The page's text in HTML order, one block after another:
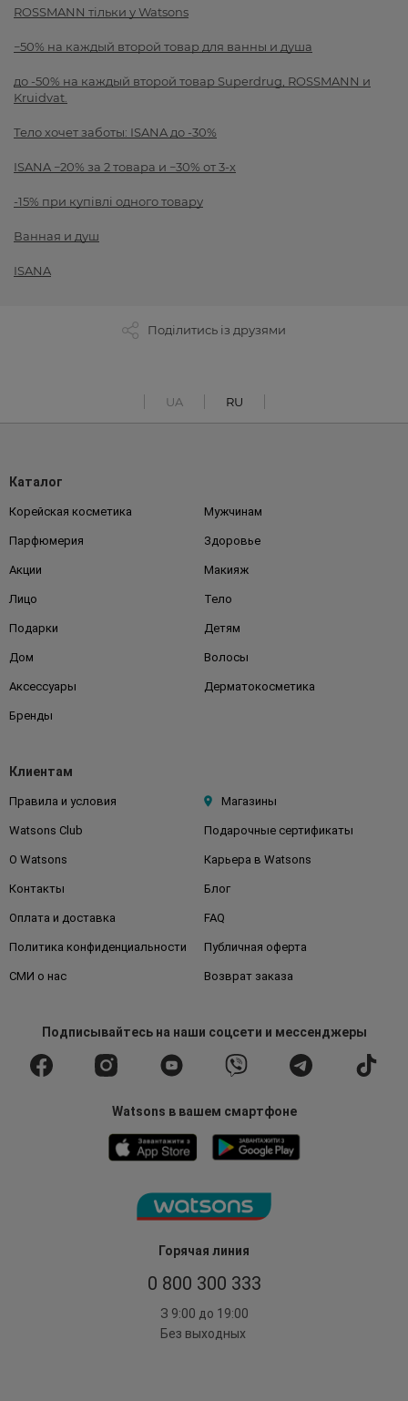
ROSSMANN тільки у Watsons
−50% на каждый второй товар для ванны и душа
до -50% на каждый второй товар Superdrug, ROSSMANN и
Kruidvat.
Тело хочет заботы: ISANA до -30%
ISANA −20% за 2 товара и −30% от 3-х
-15% при купівлі одного товару
Ванная и душ
ISANA
Поділитись із друзями
UA RU
Горячая линия
0 800 300 333
З 9:00 до 19:00
Без выходных
Каталог
Корейская косметика Мужчинам
Парфюмерия Здоровье
Акции Макияж
Лицо Тело
Подарки Детям
Дом Волосы
Аксессуары Дерматокосметика
Бренды
Клиентам
Правила и условия Магазины
Watsons Club Подарочные сертификаты
О Watsons Карьера в Watsons
Контакты Блог
Оплата и доставка FAQ
Политика конфиденциальности Публичная оферта
СМИ о нас Возврат заказа
Подписывайтесьна наши соцсети и мессенджеры
Watsons в вашем смартфоне